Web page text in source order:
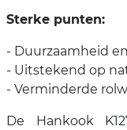
Sterke punten:
- Duurzaamheid
- Uitstekend op
- Verminderde
De Hankook